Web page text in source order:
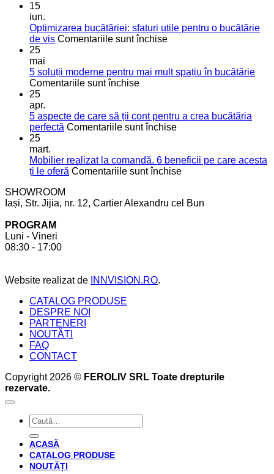
15
iun.
Optimizarea bucătăriei: sfaturi utile pentru o bucătărie
de vis Comentariile sunt închisepentru
sfaturi
bucătărie
de
25
mai
5 soluții moderne pentru mai mult spațiu în bucătărie
Comentariile sunt închisepentru
moderne
pentru
spațiu
în
25
apr.
5 aspecte de care să ții cont pentru a crea bucătăria
perfectă Comentariile sunt închisepentru
de
care
cont
25
mart.
Mobilier realizat la comandă. 6 beneficii pe care acesta
ți le oferă Comentariile sunt închisepentru
la
SHOWROOM
Iași, Str. Jijia, nr. 12, Cartier Alexandru cel Bun
PROGRAM
Luni - Vineri
08:30 - 17:00
Website realizat de INNVISION.RO.
CATALOG PRODUSE
DESPRE NOI
PARTENERI
NOUTĂȚI
FAQ
CONTACT
Copyright 2026 © FEROLIV SRL Toate drepturile
rezervate.
Caută
după:
ACASĂ
CATALOG PRODUSE
NOUTĂȚI